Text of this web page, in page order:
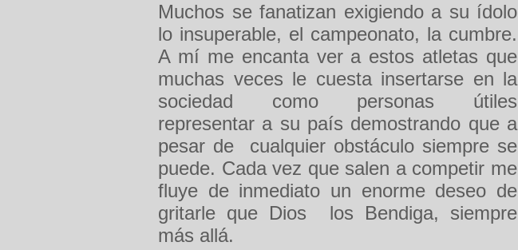
Muchos se fanatizan exigiendo a su ídolo
lo insuperable, el campeonato, la cumbre.
A mí me encanta ver a estos atletas que
muchas veces le cuesta insertarse en la
sociedad como personas útiles
representar a su país demostrando que a
pesar de cualquier obstáculo siempre se
puede. Cada vez que salen a competir me
fluye de inmediato un enorme deseo de
gritarle que Dios los Bendiga, siempre
más allá.